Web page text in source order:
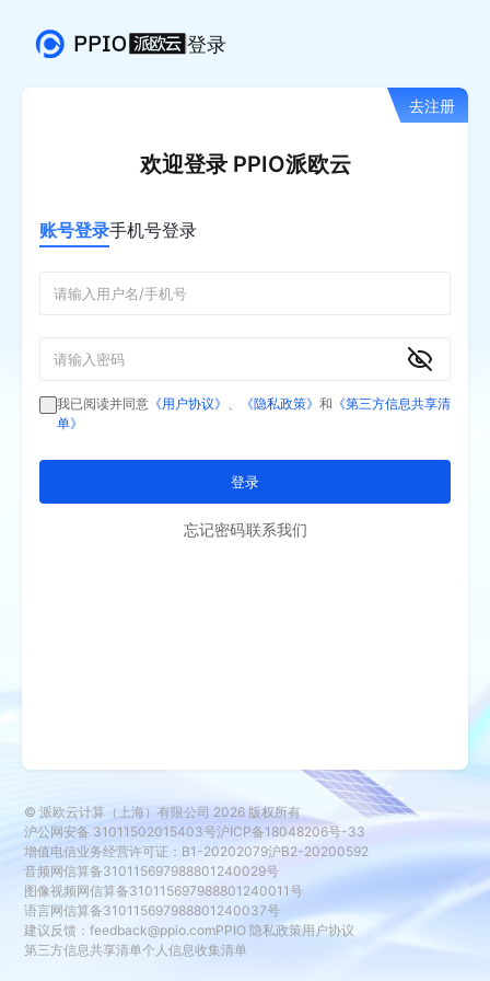
登录
去注册
欢迎登录 PPIO派欧云
账号登录手机号登录
我已阅读并同意 《用户协议》 、 《隐私政策》 和 《第三方信息共享清
单》
登录
忘记密码联系我们
© 派欧云计算（上海）有限公司 2026 版权所有
沪公网安备 31011502015403号沪ICP备18048206号-33
增值电信业务经营许可证：B1-20202079沪B2-20200592
音频网信算备310115697988801240029号
图像视频网信算备310115697988801240011号
语言网信算备310115697988801240037号
建议反馈：feedback@ppio.comPPIO 隐私政策用户协议
第三方信息共享清单个人信息收集清单